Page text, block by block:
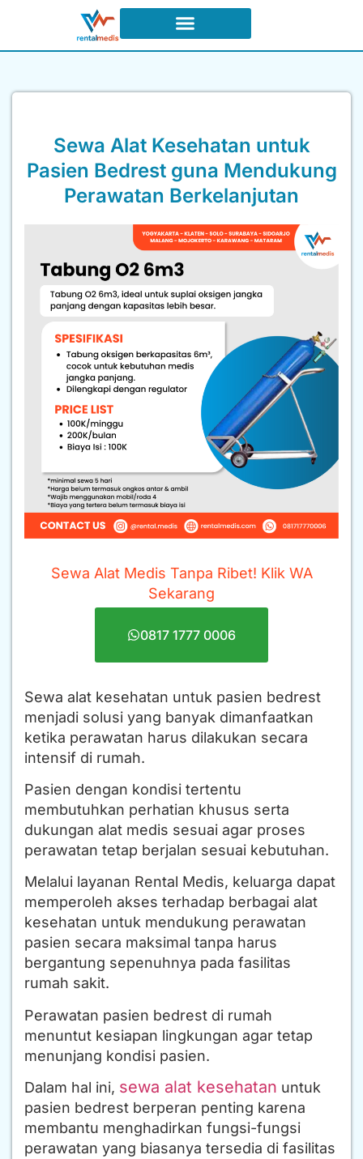
Sewa Alat Kesehatan untuk
Pasien Bedrest guna Mendukung
Perawatan Berkelanjutan
Sewa Alat Medis Tanpa Ribet! Klik WA
Sekarang
0817 1777 0006
Sewa alat kesehatan untuk pasien bedrest
menjadi solusi yang banyak dimanfaatkan
ketika perawatan harus dilakukan secara
intensif di rumah.
Pasien dengan kondisi tertentu
membutuhkan perhatian khusus serta
dukungan alat medis sesuai agar proses
perawatan tetap berjalan sesuai kebutuhan.
Melalui layanan Rental Medis, keluarga dapat
memperoleh akses terhadap berbagai alat
kesehatan untuk mendukung perawatan
pasien secara maksimal tanpa harus
bergantung sepenuhnya pada fasilitas
rumah sakit.
Perawatan pasien bedrest di rumah
menuntut kesiapan lingkungan agar tetap
menunjang kondisi pasien.
Dalam hal ini, sewa alat kesehatan untuk
pasien bedrest berperan penting karena
membantu menghadirkan fungsi-fungsi
perawatan yang biasanya tersedia di fasilitas